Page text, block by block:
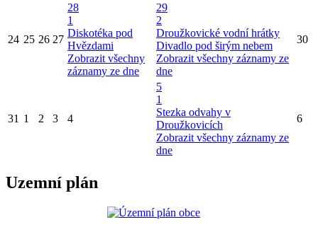
24 25 26 27
28
1
Diskotéka pod
Hvězdami
Zobrazit všechny
záznamy ze dne
29
2
Droužkovické vodní hrátky
Divadlo pod širým nebem
Zobrazit všechny záznamy ze
dne
30
31 1 2 3 4
5
1
Stezka odvahy v
Droužkovicích
Zobrazit všechny záznamy ze
dne
6
Uzemní plán